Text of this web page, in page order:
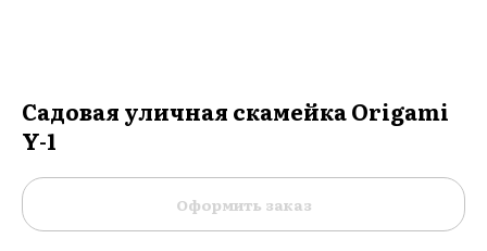
Садовая уличная скамейка Origami
Y-1
Оформить заказ